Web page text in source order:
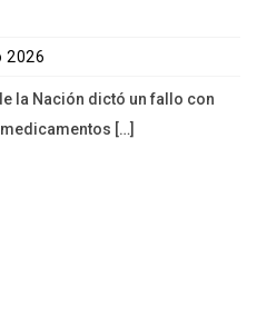
2026
la Nación dictó un fallo con
[…]